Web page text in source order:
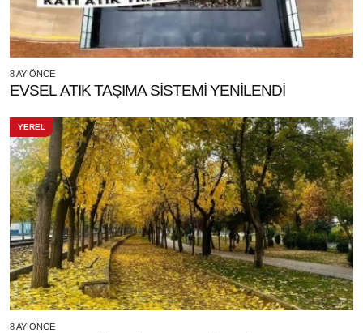
8 AY ÖNCE
EVSEL ATIK TAŞIMA SİSTEMİ YENİLENDİ
YEREL
8 AY ÖNCE